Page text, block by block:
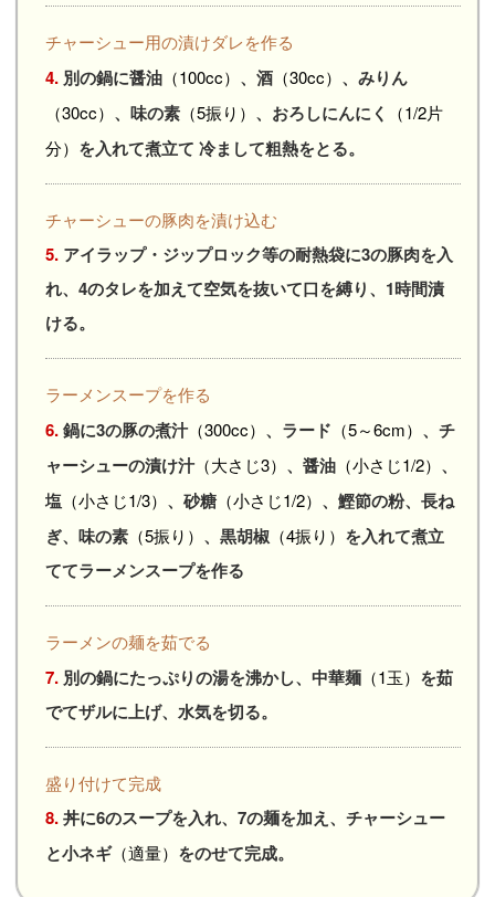
チャーシュー用の漬けダレを作る
4. 別の鍋に醤油 （100cc） 、酒 （30cc） 、みりん
（30cc） 、味の素 （5振り） 、おろしにんにく
（1/2片
分） を入れて煮立て 冷まして粗熱をとる。
チャーシューの豚肉を漬け込む
5. アイラップ・ジップロック等の耐熱袋に3の豚肉を入
れ、4のタレを加えて空気を抜いて口を縛り、1時間漬
ける。
ラーメンスープを作る
6.鍋に3の豚の煮汁（300cc） 、ラード （5～6cm） 、チ
ャーシューの漬け汁（大さじ3） 、醤油 （小さじ1/2） 、
塩 （小さじ1/3） 、砂糖 （小さじ1/2） 、鰹節の粉、長ね
ぎ、味の素 （5振り） 、黒胡椒 （4振り） を入れて煮立
ててラーメンスープを作る
ラーメンの麺を茹でる
7. 別の鍋にたっぷりの湯を沸かし、中華麺 （1玉） を茹
でてザルに上げ、水気を切る。
盛り付けて完成
8.丼に6のスープを入れ、7の麺を加え、チャーシュー
と小ネギ（適量） をのせて完成。